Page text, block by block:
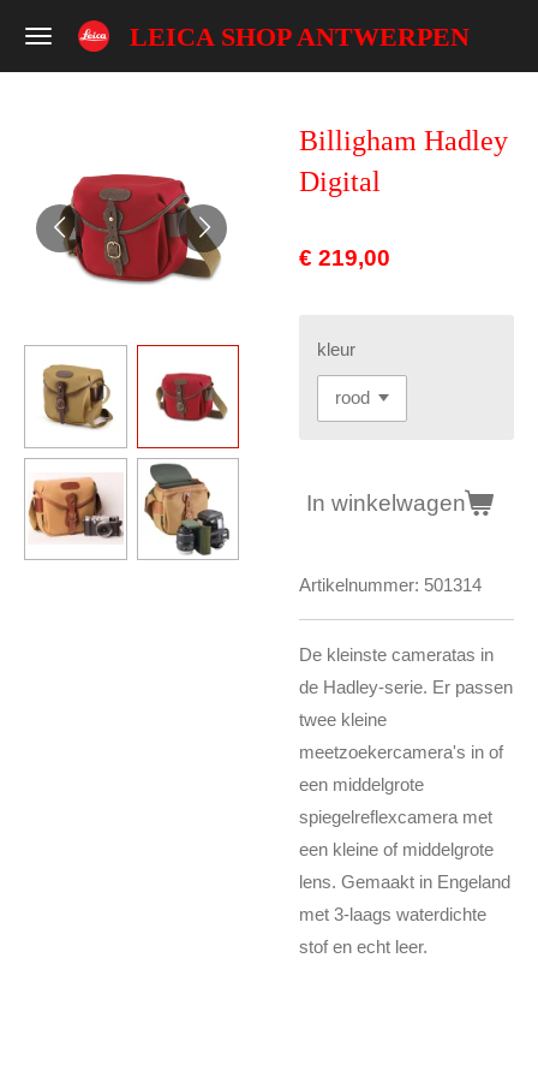
Ga
LEICA SHOP ANTWERPEN
Billigham Hadley
Digital
€ 219,00
kleur
In winkelwagen
Artikelnummer: 501314
De kleinste cameratas in
de Hadley-serie. Er passen
twee kleine
meetzoekercamera's in of
een middelgrote
spiegelreflexcamera met
een kleine of middelgrote
lens. Gemaakt in Engeland
met 3-laags waterdichte
stof en echt leer.